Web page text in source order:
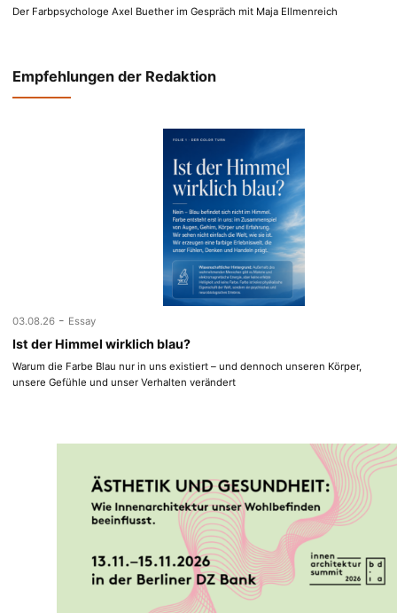
Der Farbpsychologe Axel Buether im Gespräch mit Maja Ellmenreich
Empfehlungen der Redaktion
03.08.26 - Essay
Ist der Himmel wirklich blau?
Warum die Farbe Blau nur in uns existiert – und dennoch unseren Körper,
unsere Gefühle und unser Verhalten verändert